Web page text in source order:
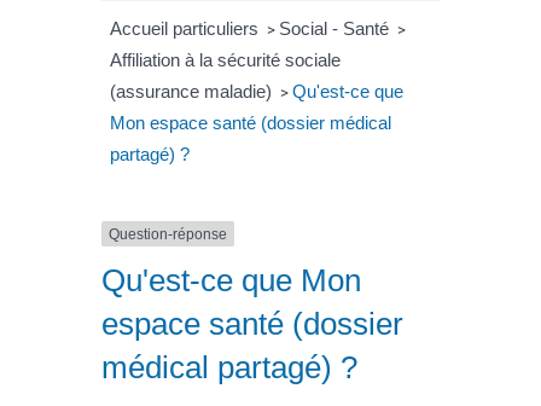
Accueil particuliers > Social - Santé >
Affiliation à la sécurité sociale
(assurance maladie) > Qu'est-ce que
Mon espace santé (dossier médical
partagé) ?
Question-réponse
Qu'est-ce que Mon
espace santé (dossier
médical partagé) ?